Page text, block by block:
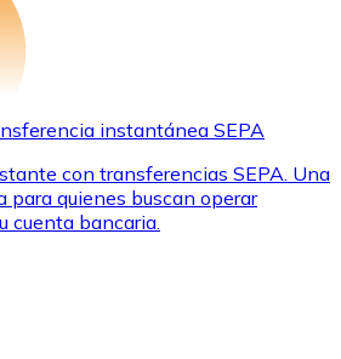
instantánea SEPA
con transferencias SEPA. Una
para quienes buscan operar
cuenta bancaria.